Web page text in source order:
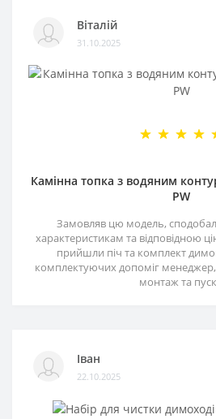
Віталій
31.10.2025
Камінна топка з водяним
PW
Замовляв цю модель,
характеристикам та відповідною
прийшли піч та комплект
комплектуючих допоміг
монтаж та
Іван
22.10.2025